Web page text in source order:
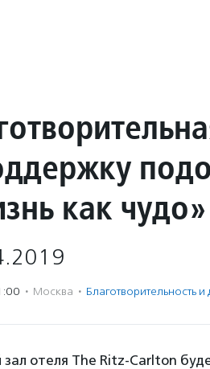
как чудо»
· Москва · Благотвори­тель­ность
зал отеля The Ritz-Carlton